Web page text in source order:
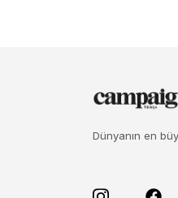
Dünyanın en